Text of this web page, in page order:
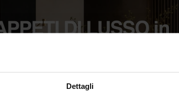
Dettagli
sto cercando?